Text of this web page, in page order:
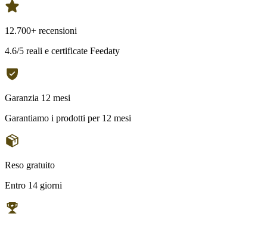
12.700+ recensioni
4.6/5 reali e certificate Feedaty
Garanzia 12 mesi
Garantiamo i prodotti per 12 mesi
Reso gratuito
Entro 14 giorni